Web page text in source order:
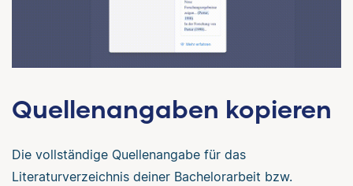
Quellenangaben kopieren
Die vollständige Quellenangabe für das
Literaturverzeichnis deiner Bachelorarbeit bzw.